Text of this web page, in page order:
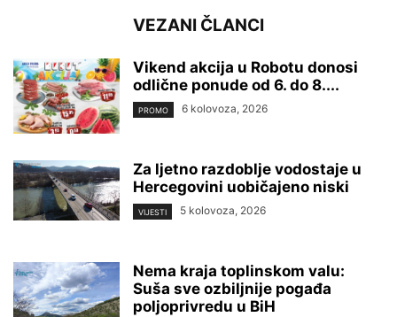
VEZANI ČLANCI
Vikend akcija u Robotu donosi
odlične ponude od 6. do 8....
PROMO 6 kolovoza, 2026
Za ljetno razdoblje vodostaje u
Hercegovini uobičajeno niski
VIJESTI 5 kolovoza, 2026
Nema kraja toplinskom valu:
Suša sve ozbiljnije pogađa
poljoprivredu u BiH